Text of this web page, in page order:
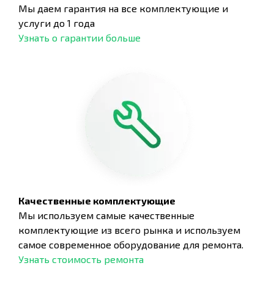
Мы даем гарантия на все комплектующие и
услуги до 1 года
Узнать о гарантии больше
Качественные комплектующие
Мы используем самые качественные
комплектующие из всего рынка и используем
самое современное оборудование для ремонта.
Узнать стоимость ремонта